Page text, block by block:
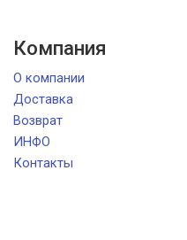
Компания
О компании
Доставка
Возврат
ИНФО
Контакты